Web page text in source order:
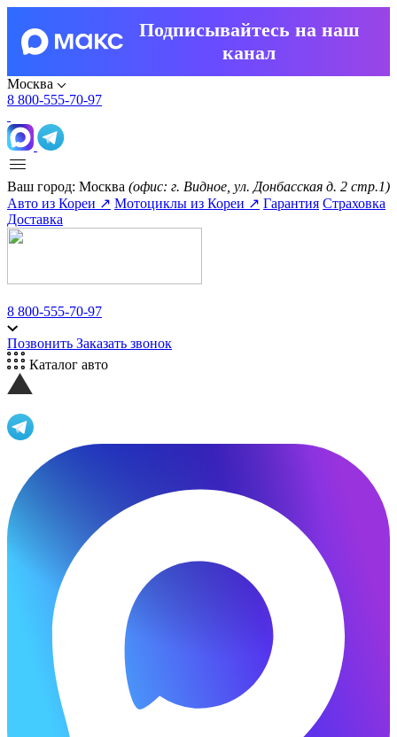
Подписывайтесь на наш
канал
Москва
8 800-555-70-97
Ваш город: Москва (офис: г. Видное, ул. Донбасская д. 2 стр.1)
Авто из Кореи ↗ Мотоциклы из Кореи ↗ Гарантия Страховка
Доставка
8 800-555-70-97
Позвонить Заказать звонок
Каталог авто